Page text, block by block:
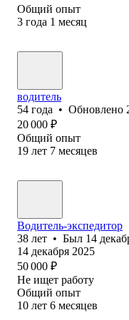
Общий опыт
3 года 1 месяц
водитель
54 года • Обновлено
20 000 ₽
Общий опыт
19 лет 7 месяцев
Водитель-экспедитор
38 лет • Был 14
14 декабря 2025
50 000 ₽
Не ищет работу
Общий опыт
10 лет 6 месяцев